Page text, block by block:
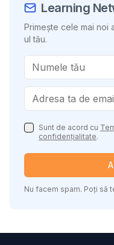
Learning
Primește cele mai noi
ul tău.
Sunt de acord cu
confidențialitate.
Nu facem spam. Poți să